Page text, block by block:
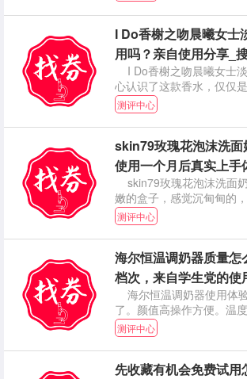
I Do香榭之吻晨曦女士
用吗？亲自使用分享_
I Do香榭之吻晨曦女士淡香
心认识了这款香水，仅仅
购入的
测评中心
skin79玫瑰花泡沫洗面
使用一个月后真实上手
skin79玫瑰花泡沫洗面奶使用
嫩的盒子，感觉沉甸甸的
是很惊
测评中心
海尔恒温调奶器质量怎
档次，来自学生党的使
海尔恒温调奶器使用体验 宝贝收到就试
了。颜值高操作方便。温
娃冲奶粉，不
测评中心
先收藏有机会免费试